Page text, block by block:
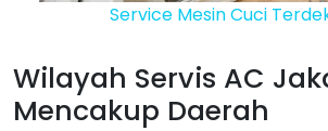
Service Mesin Cuci
Wilayah Servis AC
Mencakup Daerah